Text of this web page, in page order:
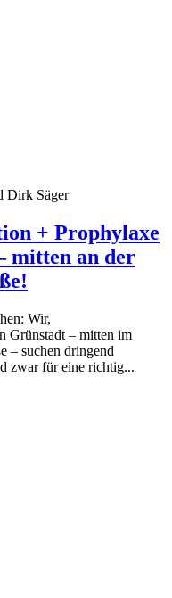
Dirk Säger
+ Prophylaxe
mitten an der
Wir,
Grünstadt – mitten im
– suchen dringend
zwar für eine richtig...